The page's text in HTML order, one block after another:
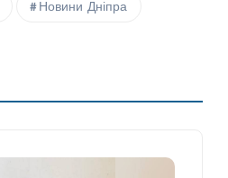
Новини Дніпра